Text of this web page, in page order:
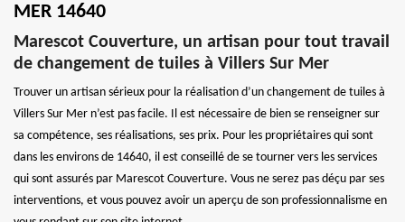
MER 14640
Marescot Couverture, un artisan pour tout travail
de changement de tuiles à Villers Sur Mer
Trouver un artisan sérieux pour la réalisation d’un changement de tuiles à
Villers Sur Mer n’est pas facile. Il est nécessaire de bien se renseigner sur
sa compétence, ses réalisations, ses prix. Pour les propriétaires qui sont
dans les environs de 14640, il est conseillé de se tourner vers les services
qui sont assurés par Marescot Couverture. Vous ne serez pas déçu par ses
interventions, et vous pouvez avoir un aperçu de son professionnalisme en